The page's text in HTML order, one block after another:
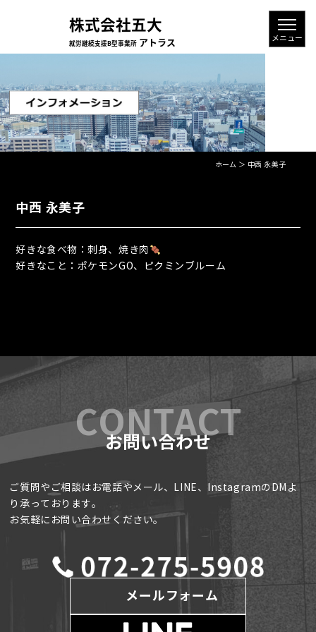
ホーム ＞ 中西 永美子
中西 永美子
好きな食べ物：刺身、焼き肉
好きなこと：ポケモンGO、ピクミンブルーム
お問い合わせ
ご質問やご相談はお電話やメール、LINE、InstagramのDMよ
り承っております。
お気軽にお問い合わせください。
メールフォーム